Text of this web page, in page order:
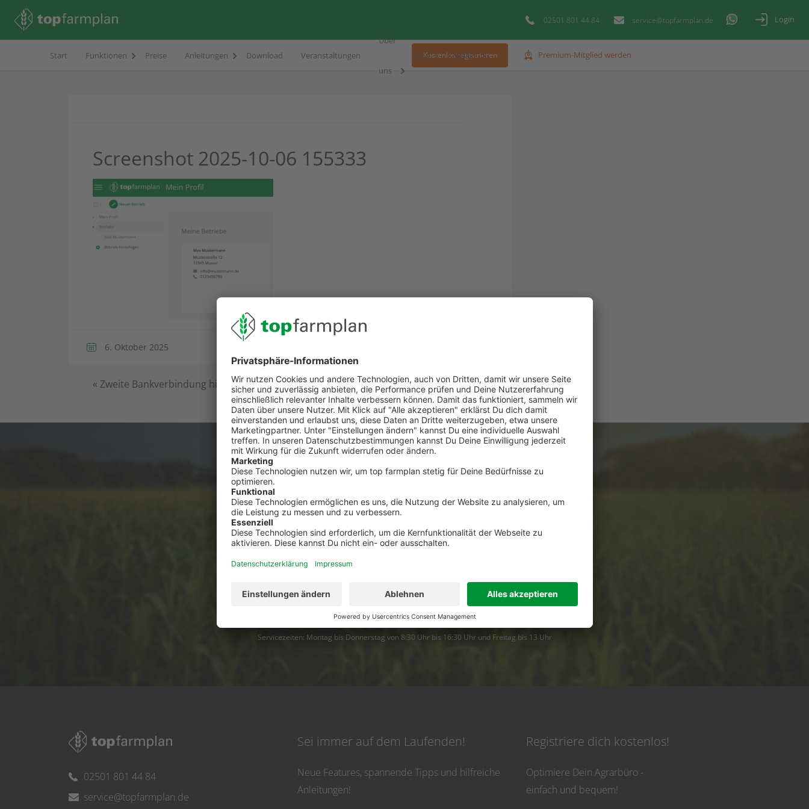
02501 801 44 84 service@topfarmplan.de Login
Start Funktionen Preise Anleitungen Download Veranstaltungen
Über
uns
Blog Kontakt
Kostenlos registrieren Premium-Mitglied werden
Screenshot 2025-10-06 155333
6. Oktober 2025
« Zweite Bankverbindung hinzufügen
Kontakt zum Kundenservice
Du hast Fragen zu top farmplan oder benötigst Unterstützung?
Dann ruf uns an. Wir helfen Dir gerne weiter!
service@topfarmplan.de
Servicezeiten: Montag bis Donnerstag von 8:30 Uhr bis 16:30 Uhr und Freitag bis 13 Uhr
02501 801 44 84
service@topfarmplan.de
Sei immer auf dem Laufenden!
Neue Features, spannende Tipps und hilfreiche
Anleitungen!
Registriere dich kostenlos!
Optimiere Dein Agrarbüro -
einfach und bequem!